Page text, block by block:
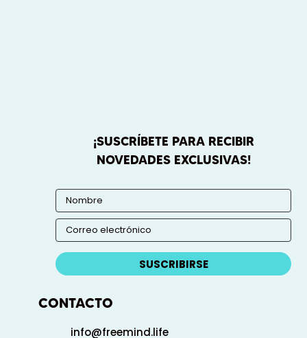
¡SUSCRÍBETE PARA RECIBIR
NOVEDADES EXCLUSIVAS!
SUSCRIBIRSE
CONTACTO
info@freemind.life